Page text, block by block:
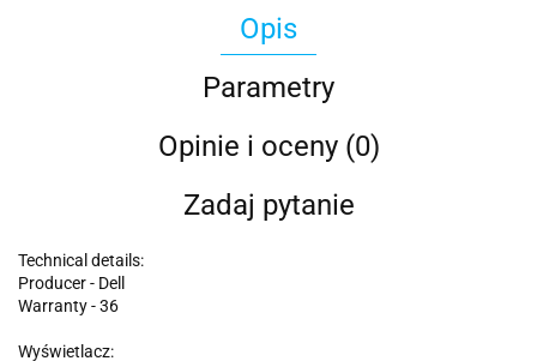
Opis
Parametry
Opinie i oceny (0)
Zadaj pytanie
Technical details:
Producer - Dell
Warranty - 36
Wyświetlacz: